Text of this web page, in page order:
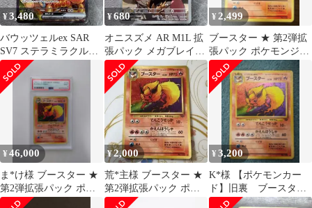
¥3,480
バウッツェルex SAR
SV7 ステラミラクル
129/102 1進化 ポケカ
¥680
オニスズメ AR M1L 拡
張パック メガブレイブ
074/063 たね ポケカ
¥ 2,499
ブースター ★ 第2弾拡
張パック ポケモンジャ
ングル 旧裏ポケモンカ
ード
¥46,000
ま*け様 ブースター ★
第2弾拡張パック ポケ
モンジャングル PSA9
¥2,000
荒*主様 ブースター ★
第2弾拡張パック ポケ
モンジャングル
¥3,200
K*様 【ポケモンカー
ド】旧裏 ブースター
★ 第2弾拡張パック ポ